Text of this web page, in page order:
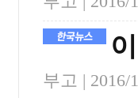
부고 | 2016/